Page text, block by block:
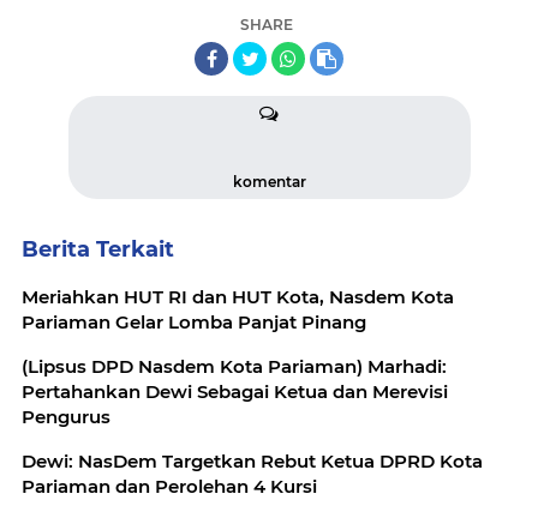
SHARE
komentar
Berita Terkait
Meriahkan HUT RI dan HUT Kota, Nasdem Kota
Pariaman Gelar Lomba Panjat Pinang
(Lipsus DPD Nasdem Kota Pariaman) Marhadi:
Pertahankan Dewi Sebagai Ketua dan Merevisi
Pengurus
Dewi: NasDem Targetkan Rebut Ketua DPRD Kota
Pariaman dan Perolehan 4 Kursi